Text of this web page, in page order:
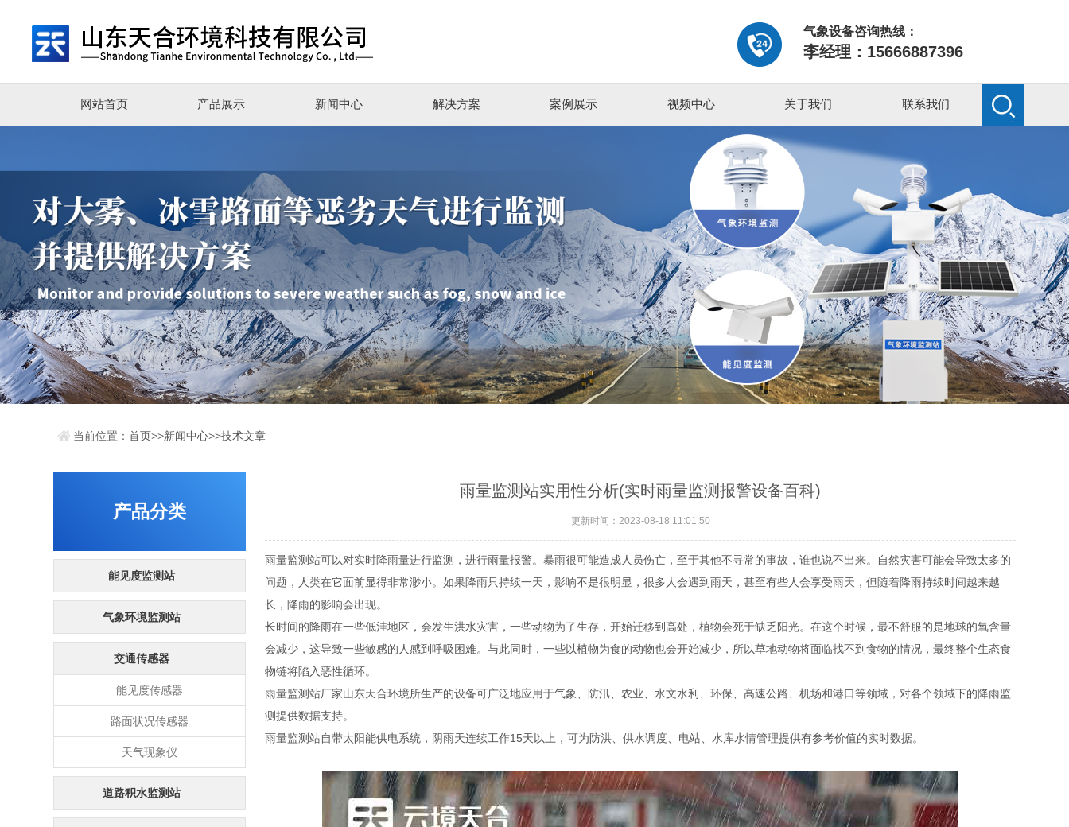
气象设备咨询热线：
李经理：15666887396
网站首页 产品展示 新闻中心 解决方案 案例展示 视频中心 关于我们 联系我们
当前位置：首页>>新闻中心>>技术文章
雨量监测站实用性分析(实时雨量监测报警设备百科)
更新时间：2023-08-18 11:01:50
雨量监测站可以对实时降雨量进行监测，进行雨量报警。暴雨很可能造成人员伤亡，至于其他不寻常的事故，谁也说不出来。自然灾害可能会导致太多的
问题，人类在它面前显得非常渺小。如果降雨只持续一天，影响不是很明显，很多人会遇到雨天，甚至有些人会享受雨天，但随着降雨持续时间越来越
长，降雨的影响会出现。
长时间的降雨在一些低洼地区，会发生洪水灾害，一些动物为了生存，开始迁移到高处，植物会死于缺乏阳光。在这个时候，最不舒服的是地球的氧含量
会减少，这导致一些敏感的人感到呼吸困难。与此同时，一些以植物为食的动物也会开始减少，所以草地动物将面临找不到食物的情况，最终整个生态食
物链将陷入恶性循环。
雨量监测站厂家山东天合环境所生产的设备可广泛地应用于气象、防汛、农业、水文水利、环保、高速公路、机场和港口等领域，对各个领域下的降雨监
测提供数据支持。
雨量监测站自带太阳能供电系统，阴雨天连续工作15天以上，可为防洪、供水调度、电站、水库水情管理提供有参考价值的实时数据。
产品分类
能见度监测站
气象环境监测站
交通传感器
能见度传感器
路面状况传感器
天气现象仪
道路积水监测站